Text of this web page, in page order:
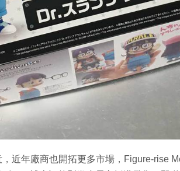
近年廠商也開拓更多市場，Figure-rise